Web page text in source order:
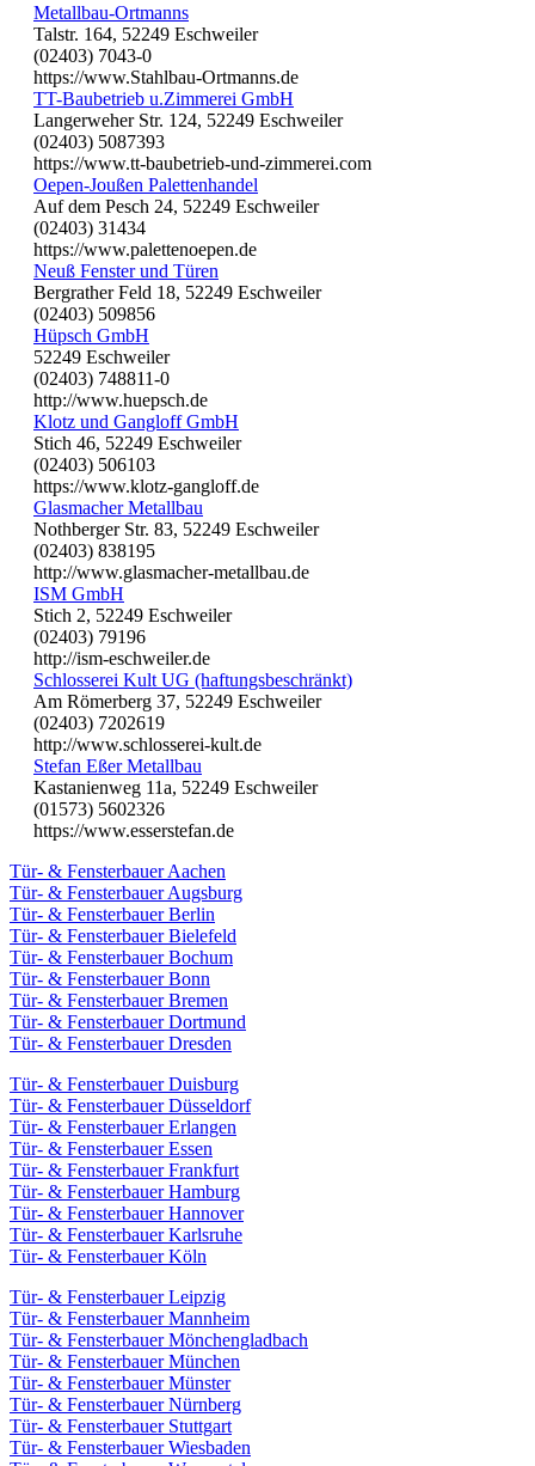
Metallbau-Ortmanns
Talstr. 164, 52249 Eschweiler
(02403) 7043-0
https://www.Stahlbau-Ortmanns.de
TT-Baubetrieb u.Zimmerei GmbH
Langerweher Str. 124, 52249 Eschweiler
(02403) 5087393
https://www.tt-baubetrieb-und-zimmerei.com
Oepen-Joußen Palettenhandel
Auf dem Pesch 24, 52249 Eschweiler
(02403) 31434
https://www.palettenoepen.de
Neuß Fenster und Türen
Bergrather Feld 18, 52249 Eschweiler
(02403) 509856
Hüpsch GmbH
52249 Eschweiler
(02403) 748811-0
http://www.huepsch.de
Klotz und Gangloff GmbH
Stich 46, 52249 Eschweiler
(02403) 506103
https://www.klotz-gangloff.de
Glasmacher Metallbau
Nothberger Str. 83, 52249 Eschweiler
(02403) 838195
http://www.glasmacher-metallbau.de
ISM GmbH
Stich 2, 52249 Eschweiler
(02403) 79196
http://ism-eschweiler.de
Schlosserei Kult UG (haftungsbeschränkt)
Am Römerberg 37, 52249 Eschweiler
(02403) 7202619
http://www.schlosserei-kult.de
Stefan Eßer Metallbau
Kastanienweg 11a, 52249 Eschweiler
(01573) 5602326
https://www.esserstefan.de
Tür- & Fensterbauer Aachen
Tür- & Fensterbauer Augsburg
Tür- & Fensterbauer Berlin
Tür- & Fensterbauer Bielefeld
Tür- & Fensterbauer Bochum
Tür- & Fensterbauer Bonn
Tür- & Fensterbauer Bremen
Tür- & Fensterbauer Dortmund
Tür- & Fensterbauer Dresden
Tür- & Fensterbauer Duisburg
Tür- & Fensterbauer Düsseldorf
Tür- & Fensterbauer Erlangen
Tür- & Fensterbauer Essen
Tür- & Fensterbauer Frankfurt
Tür- & Fensterbauer Hamburg
Tür- & Fensterbauer Hannover
Tür- & Fensterbauer Karlsruhe
Tür- & Fensterbauer Köln
Tür- & Fensterbauer Leipzig
Tür- & Fensterbauer Mannheim
Tür- & Fensterbauer Mönchengladbach
Tür- & Fensterbauer München
Tür- & Fensterbauer Münster
Tür- & Fensterbauer Nürnberg
Tür- & Fensterbauer Stuttgart
Tür- & Fensterbauer Wiesbaden